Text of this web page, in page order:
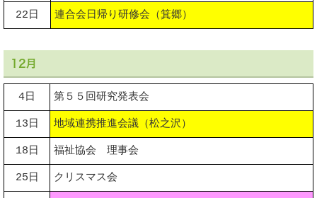
22日 連合会日帰り研修会（箕郷）
12月
4日 第５５回研究発表会
13日 地域連携推進会議（松之沢）
18日 福祉協会 理事会
25日 クリスマス会